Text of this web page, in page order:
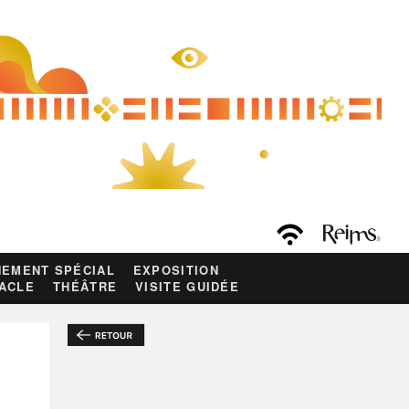
SPÉCIAL
EXPOSITION
THÉÂTRE VISITE GUIDÉE